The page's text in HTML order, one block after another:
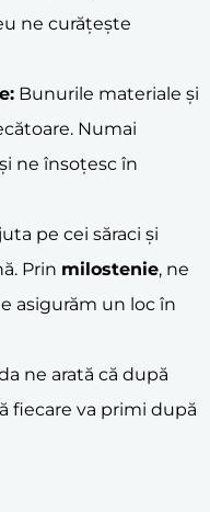
ne curățește
Bunurile materiale și
Numai
ne însoțesc în
pe cei săraci și
Prin milostenie, ne
asigurăm un loc în
ne arată că după
fiecare va primi după